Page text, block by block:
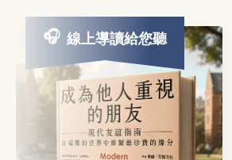
線上導讀給您聽